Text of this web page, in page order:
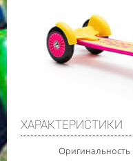
ХАРАКТЕРИСТИКИ
Оригинальность